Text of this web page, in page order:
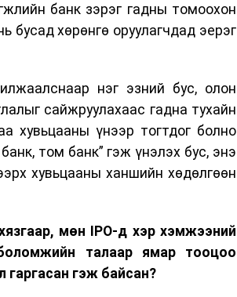
банк зэрэг гадны томоохон
бусад хөрөнгө оруулагчдад эерэг
нэг эзний бус, олон
сайжруулахаас гадна тухайн
хувьцааны үнээр тогтдог болно
том банк” гэж үнэлэх бус, энэ
хувьцааны ханшийн хөдөлгөөн
мөн IPO-д хэр хэмжээний
талаар ямар тооцоо
гаргасан гэж байсан?